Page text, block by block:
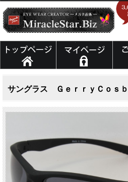
サングラス ＧｅｒｒｙＣｏｓ